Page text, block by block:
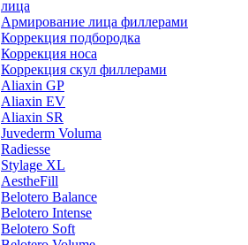
лица
Армирование лица филлерами
Коррекция подбородка
Коррекция носа
Коррекция скул филлерами
Aliaxin GP
Aliaxin EV
Aliaxin SR
Juvederm Voluma
Radiesse
Stylage XL
AestheFill
Belotero Balance
Belotero Intense
Belotero Soft